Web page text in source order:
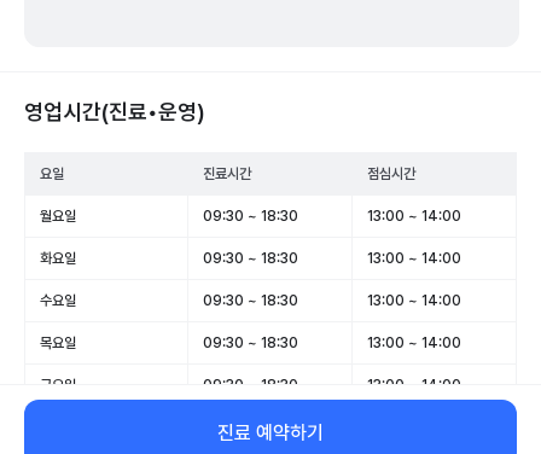
영업시간(진료•운영)
요일 진료시간 점심시간
월요일 09:30 ~ 18:30 13:00 ~ 14:00
화요일 09:30 ~ 18:30 13:00 ~ 14:00
수요일 09:30 ~ 18:30 13:00 ~ 14:00
목요일 09:30 ~ 18:30 13:00 ~ 14:00
금요일 09:30 ~ 18:30 13:00 ~ 14:00
휴무진료 예약하기